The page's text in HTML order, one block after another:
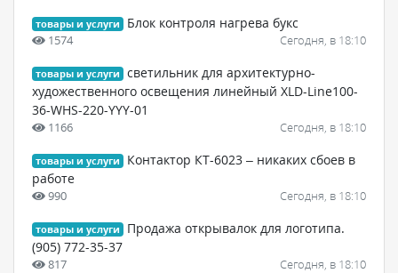
товары и услуги Блок контроля нагрева букс
1574 Сегодня, в 18:10
товары и услуги
светильник для архитектурно-
художественного освещения линейный XLD-Line100-
36-WHS-220-YYY-01
1166 Сегодня, в 18:10
товары и услуги
Контактор КТ-6023 – никаких сбоев в
работе
990 Сегодня, в 18:10
товары и услуги
Продажа открывалок для логотипа.
(905) 772-35-37
817 Сегодня, в 18:10